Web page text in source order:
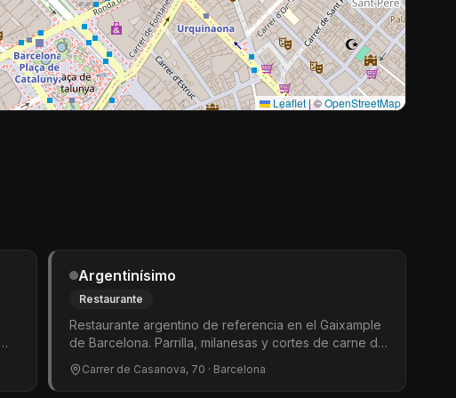
Leaflet |©OpenStreetMap
Argentinísimo
Restaurante
Restaurante argentino de referencia en el Gaixample
de Barcelona. Parrilla, milanesas y cortes de carne de
calidad en un ambiente informal y acogedor. Muy
popular entre la comunidad LGTBIQ+ del barrio. Uno
Carrer de Casanova, 70 · Barcelona